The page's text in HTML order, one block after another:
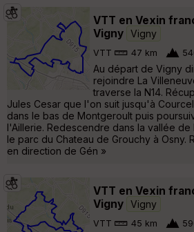
VTT en Vexin
Vigny Vigny
VTT 47 km
Au départ de Vigny
rejoindre La
traverse la N14.
Jules Cesar que l'on suit jusqu'à
dans le bas de Montgeroult puis
l'Aillerie. Redescendre dans la vallée
le parc du Chateau de Grouchy à Osny.
en direction de Gén »
VTT en Vexin
Vigny Vigny
VTT 45 km